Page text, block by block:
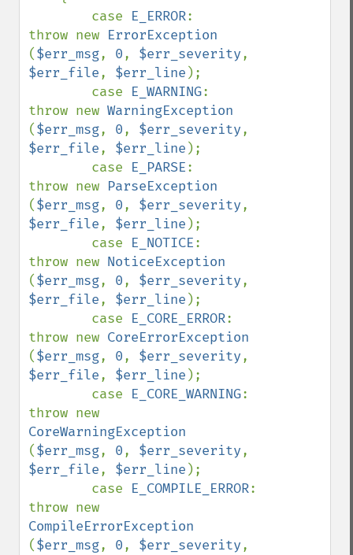
        case
E_ERROR:
throw new
($err_msg, 0, $err_severity
$err_file, $err_line );
        case
E_WARNING:
throw new
($err_msg, 0, $err_severity
$err_file, $err_line );
        case
E_PARSE:
throw new
($err_msg, 0, $err_severity
$err_file, $err_line );
        case
E_NOTICE:
throw new
($err_msg, 0, $err_severity
$err_file, $err_line );
        case
E_CORE_ERROR:
throw new
($err_msg, 0, $err_severity
$err_file, $err_line );
        case
E_CORE_WARNING:
($err_msg, 0, $err_severity
$err_file, $err_line );
        case
E_COMPILE_ERROR:
($err_msg, 0, $err_severity